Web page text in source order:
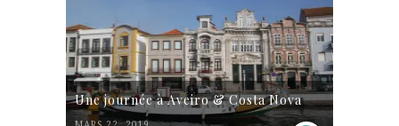
Une journée à Aveiro & Costa Nova